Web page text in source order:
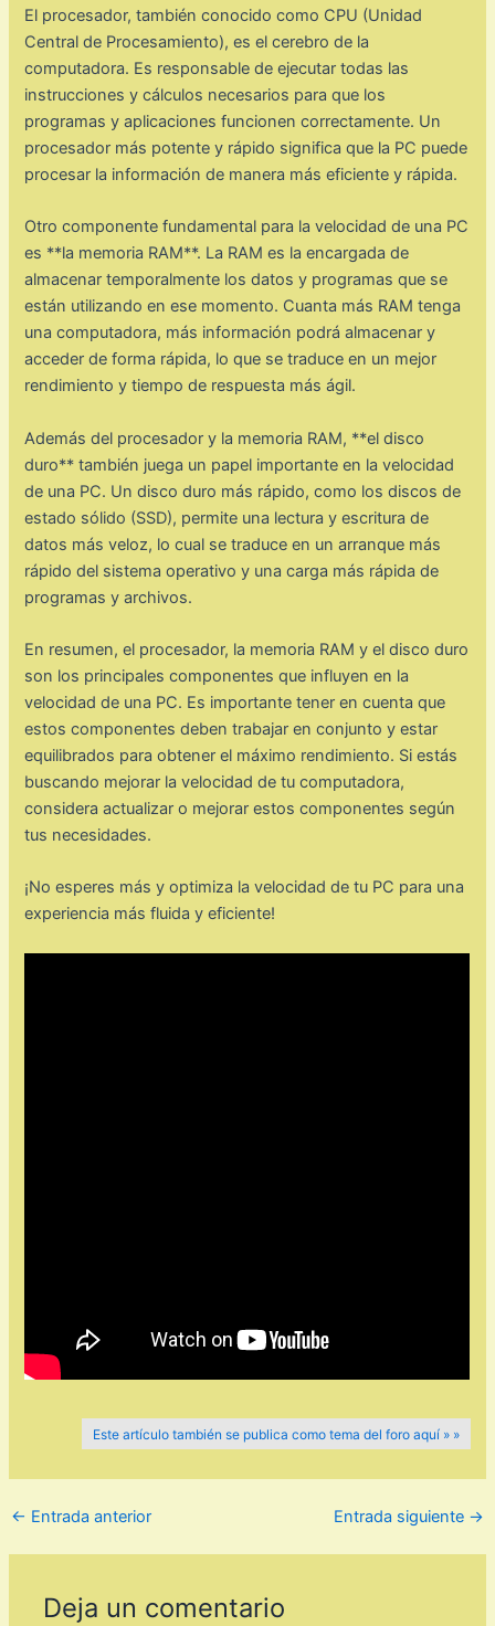
El procesador, también conocido como CPU (Unidad
Central de Procesamiento), es el cerebro de la
computadora. Es responsable de ejecutar todas las
instrucciones y cálculos necesarios para que los
programas y aplicaciones funcionen correctamente. Un
procesador más potente y rápido significa que la PC puede
procesar la información de manera más eficiente y rápida.
Otro componente fundamental para la velocidad de una PC
es **la memoria RAM**. La RAM es la encargada de
almacenar temporalmente los datos y programas que se
están utilizando en ese momento. Cuanta más RAM tenga
una computadora, más información podrá almacenar y
acceder de forma rápida, lo que se traduce en un mejor
rendimiento y tiempo de respuesta más ágil.
Además del procesador y la memoria RAM, **el disco
duro** también juega un papel importante en la velocidad
de una PC. Un disco duro más rápido, como los discos de
estado sólido (SSD), permite una lectura y escritura de
datos más veloz, lo cual se traduce en un arranque más
rápido del sistema operativo y una carga más rápida de
programas y archivos.
En resumen, el procesador, la memoria RAM y el disco duro
son los principales componentes que influyen en la
velocidad de una PC. Es importante tener en cuenta que
estos componentes deben trabajar en conjunto y estar
equilibrados para obtener el máximo rendimiento. Si estás
buscando mejorar la velocidad de tu computadora,
considera actualizar o mejorar estos componentes según
tus necesidades.
¡No esperes más y optimiza la velocidad de tu PC para una
experiencia más fluida y eficiente!
Este artículo también se publica como tema del foro aquí » »
← Entrada anterior Entrada siguiente →
Deja un comentario